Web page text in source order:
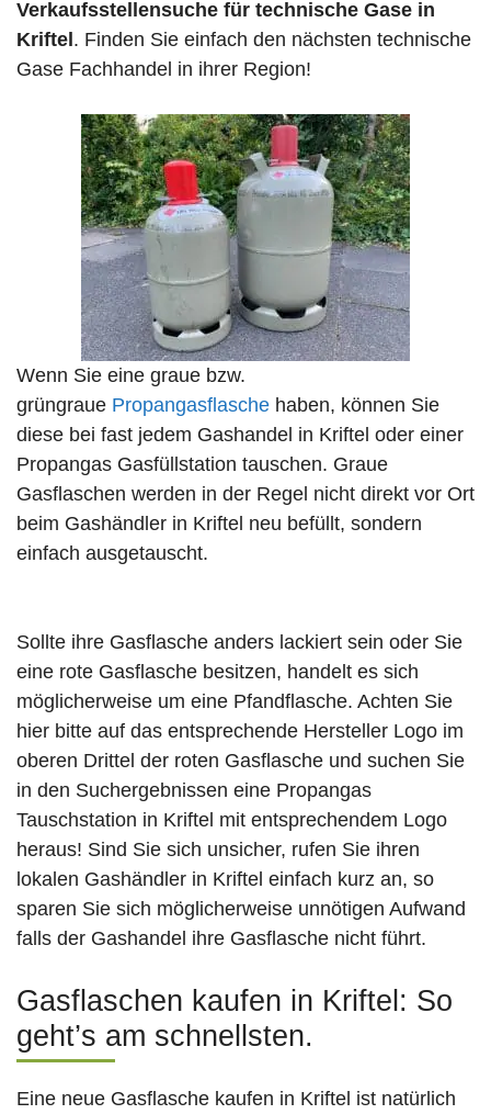
Verkaufsstellensuche für technische Gase in
Kriftel . Finden Sie einfach den nächsten technische
Gase Fachhandel in ihrer Region!
Wenn Sie eine graue bzw.
grüngraue Propangasflasche haben, können Sie
diese bei fast jedem Gashandel in Kriftel oder einer
Propangas Gasfüllstation tauschen. Graue
Gasflaschen werden in der Regel nicht direkt vor Ort
beim Gashändler in Kriftel neu befüllt, sondern
einfach ausgetauscht.
Sollte ihre Gasflasche anders lackiert sein oder Sie
eine rote Gasflasche besitzen, handelt es sich
möglicherweise um eine Pfandflasche. Achten Sie
hier bitte auf das entsprechende Hersteller Logo im
oberen Drittel der roten Gasflasche und suchen Sie
in den Suchergebnissen eine Propangas
Tauschstation in Kriftel mit entsprechendem Logo
heraus! Sind Sie sich unsicher, rufen Sie ihren
lokalen Gashändler in Kriftel einfach kurz an, so
sparen Sie sich möglicherweise unnötigen Aufwand
falls der Gashandel ihre Gasflasche nicht führt.
Gasflaschen kaufen in Kriftel: So
geht’s am schnellsten.
Eine neue Gasflasche kaufen in Kriftel ist natürlich